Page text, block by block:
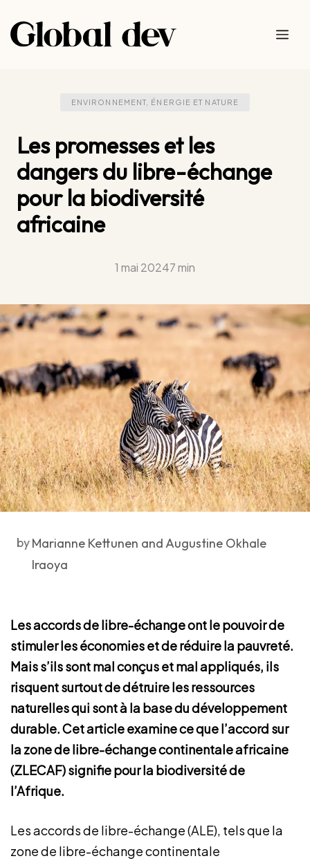
au
contenu
ENVIRONNEMENT, ÉNERGIE ET NATURE
Les promesses et les
dangers du libre-échange
pour la biodiversité
africaine
1 mai 20247 min
byMarianne Kettunen and Augustine Okhale
Iraoya
Les accords de libre-échange ont le pouvoir de
stimuler les économies et de réduire la pauvreté.
Mais s’ils sont mal conçus et mal appliqués, ils
risquent surtout de détruire les ressources
naturelles qui sont à la base du développement
durable. Cet article examine ce que l’accord sur
la zone de libre-échange continentale africaine
(ZLECAF) signifie pour la biodiversité de
l’Afrique.
Les accords de libre-échange (ALE), tels que la
zone de libre-échange continentale